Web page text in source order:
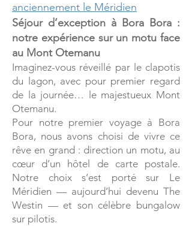
anciennement le Méridien
Séjour d’exception à Bora Bora :
notre expérience sur un motu face
au Mont Otemanu
Imaginez-vous réveillé par le clapotis
du lagon, avec pour premier regard
de la journée… le majestueux Mont
Otemanu.
Pour notre premier voyage à Bora
Bora, nous avons choisi de vivre ce
rêve en grand : direction un motu, au
cœur d’un hôtel de carte postale.
Notre choix s’est porté sur Le
Méridien — aujourd’hui devenu The
Westin — et son célèbre bungalow
sur pilotis.